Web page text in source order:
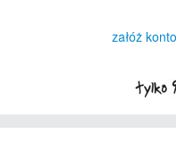
załóż konto